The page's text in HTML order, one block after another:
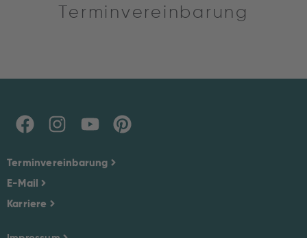
Terminvereinbarung
Terminvereinbarung
E-Mail
Karriere